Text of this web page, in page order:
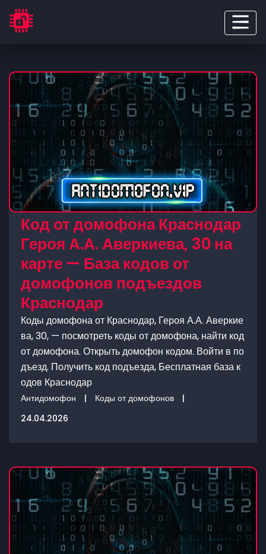
Код от домофона Краснодар
Героя А.А. Аверкиева, 30 на
карте — База кодов от
домофонов подъездов
Краснодар
Коды домофона от Краснодар, Героя А.А. Аверкие
ва, 30, — посмотреть коды от домофона, найти код
от домофона. Открыть домофон кодом. Войти в по
дъезд. Получить код подъезда, Бесплатная база к
одов Краснодар
Антидомофон | Коды от домофонов
|
24.04.2026